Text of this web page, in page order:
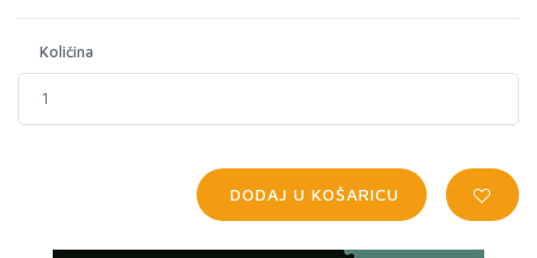
Količina
DODAJ U KOŠARICU